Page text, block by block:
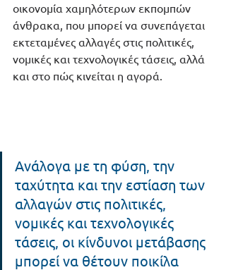
οικονομία χαμηλότερων εκπομπών
άνθρακα, που μπορεί να συνεπάγεται
εκτεταμένες αλλαγές στις πολιτικές,
νομικές και τεχνολογικές τάσεις, αλλά
και στο πώς κινείται η αγορά.
Ανάλογα με τη φύση, την
ταχύτητα και την εστίαση των
αλλαγών στις πολιτικές,
νομικές και τεχνολογικές
τάσεις, οι κίνδυνοι μετάβασης
μπορεί να θέτουν ποικίλα